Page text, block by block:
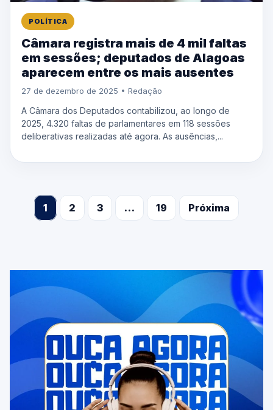
POLÍTICA
Câmara registra mais de 4 mil faltas
em sessões; deputados de Alagoas
aparecem entre os mais ausentes
27 de dezembro de 2025 • Redação
A Câmara dos Deputados contabilizou, ao longo de
2025, 4.320 faltas de parlamentares em 118 sessões
deliberativas realizadas até agora. As ausências,...
1 2 3 … 19 Próxima